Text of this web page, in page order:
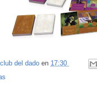
del dado en 17:30